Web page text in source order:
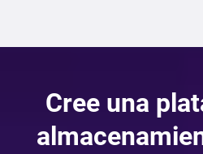
Cree una